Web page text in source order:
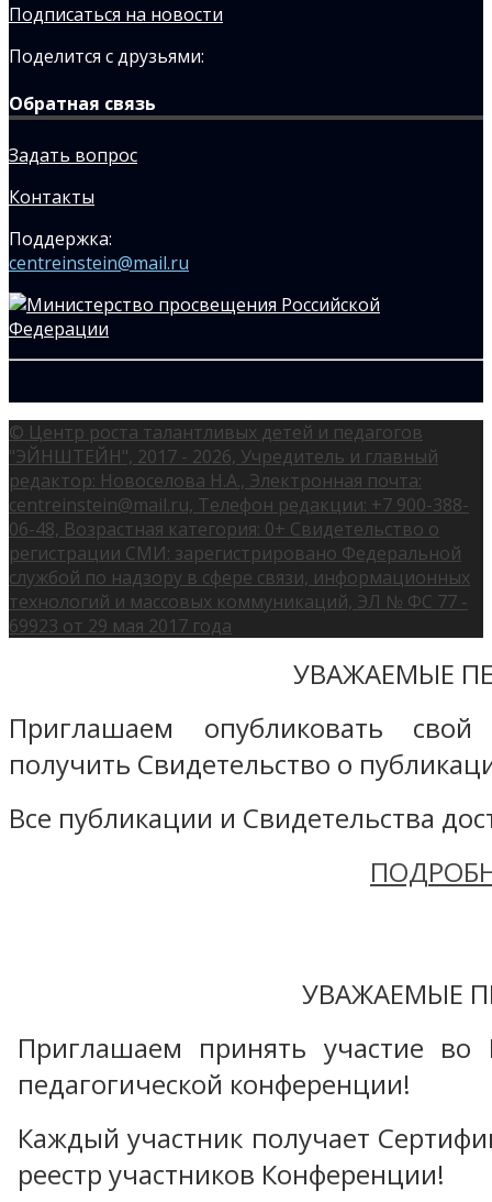
Подписаться на новости
Поделится с друзьями:
Обратная связь
Задать вопрос
Контакты
Поддержка:
centreinstein@mail.ru
© Центр роста талантливых детей и педагогов
"ЭЙНШТЕЙН", 2017 - 2026, Учредитель и главный
редактор: Новоселова Н.А., Электронная почта:
centreinstein@mail.ru, Телефон редакции: +7 900-388-
06-48, Возрастная категория: 0+ Свидетельство о
регистрации СМИ: зарегистрировано Федеральной
службой по надзору в сфере связи, информационных
технологий и массовых коммуникаций, ЭЛ № ФС 77 -
69923 от 29 мая 2017 года
УВАЖАЕМЫЕ
Приглашаем опубликовать
получить Свидетельство о
Все публикации и Свидетельства
УВАЖАЕМЫЕ
Приглашаем принять участие во
педагогической конференции!
Каждый участник получает
реестр участников Конференции!